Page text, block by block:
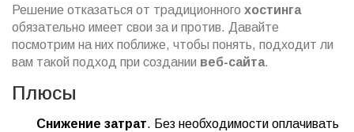
Решение отказаться от традиционного хостинга
обязательно имеет свои за и против. Давайте
посмотрим на них поближе, чтобы понять, подходит ли
вам такой подход при создании веб-сайта.
Плюсы
Снижение затрат. Без необходимости оплачивать